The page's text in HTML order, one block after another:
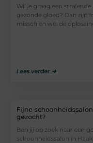
Wil je graag een
gezonde gloed? Dan zijn
misschien wel dé
Lees verder ➜
Fijne
gezocht?
Ben jij op zoek naar een
schoonheidssalon in